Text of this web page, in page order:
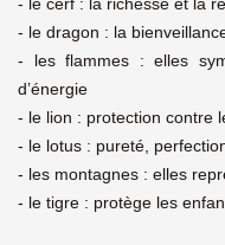
- le dragon : la
- les flammes : elles
d’énergie
- le lion : protection contre
- le lotus : pureté,
- les montagnes : elles
- le tigre : protège les